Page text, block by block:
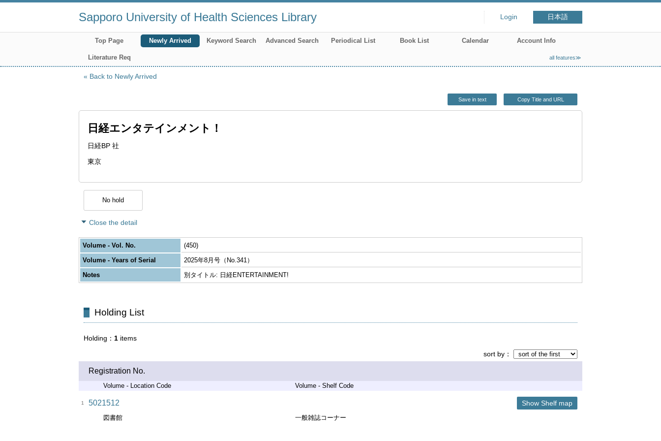
Sapporo University of Health Sciences Library Login 日本語
Top Page Newly Arrived Keyword Search Advanced Search Periodical List Book List Calendar Account Info
Literature Req all features≫
Back to Newly Arrived
Save in text Copy Title and URL
日経エンタテインメント！
日経BP 社
東京
No hold
Close the detail
Volume - Vol. No.
(450)
Volume - Years of Serial
2025年8月号（No.341）
Notes
別タイトル: 日経ENTERTAINMENT!
Holding List
Holding 1 items
sort by
Registration No.
Volume - Location Code Volume - Shelf Code
1 5021512 Show Shelf map
図書館 一般雑誌コーナー